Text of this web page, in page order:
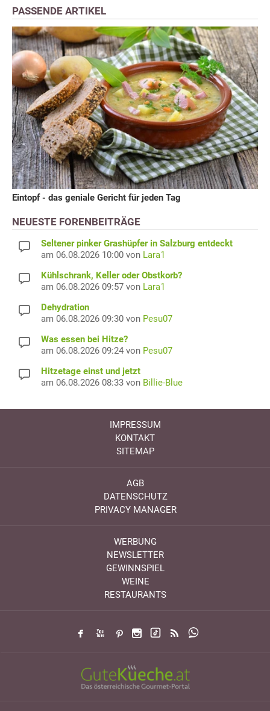
PASSENDE ARTIKEL
Eintopf - das geniale Gericht für jeden Tag
NEUESTE FORENBEITRÄGE
Seltener pinker Grashüpfer in Salzburg entdeckt
am 06.08.2026 10:00 von Lara1
Kühlschrank, Keller oder Obstkorb?
am 06.08.2026 09:57 von Lara1
Dehydration
am 06.08.2026 09:30 von Pesu07
Was essen bei Hitze?
am 06.08.2026 09:24 von Pesu07
Hitzetage einst und jetzt
am 06.08.2026 08:33 von Billie-Blue
IMPRESSUM
KONTAKT
SITEMAP
AGB
DATENSCHUTZ
PRIVACY MANAGER
WERBUNG
NEWSLETTER
GEWINNSPIEL
WEINE
RESTAURANTS